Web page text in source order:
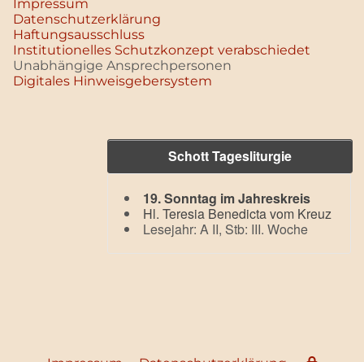
Impressum
Datenschutz­erklärung
Haftungsausschluss
Institutionelles Schutzkonzept verabschiedet
Unabhängige Ansprechpersonen
Digitales Hinweisgebersystem
Schott Tagesliturgie
19. Sonntag im Jahreskreis
Hl. Teresia Benedicta vom Kreuz
Lesejahr: A II, Stb: III. Woche